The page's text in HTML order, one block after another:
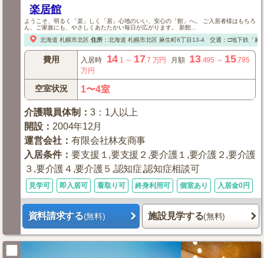
楽居館
ようこそ、明るく「楽」しく「居」心地のいい、安心の「館」へ。 ご入居者様はもちろ
ん、ご家族にも、やさしくあたたかい毎日が広がります。 新館...
北海道 札幌市北区 住所： 北海道 札幌市北区麻生町6丁目13-4 交通：□地下鉄「麻
費用 入居時 14 .1 ～ 17.7 万円 月額 13.495 ～ 15.795
万円
空室状況 1〜4室
介護職員体制 ：3：1人以上
開設 ： 2004年12月
運営会社 ：有限会社林友商事
入居条件：要支援１,要支援２,要介護１,要介護２,要介護
３,要介護４,要介護５,認知症,認知症相談可
見学可 即入居可 看取り可 終身利用可 個室あり 入居金0円
資料請求する(無料) 施設見学する(無料)